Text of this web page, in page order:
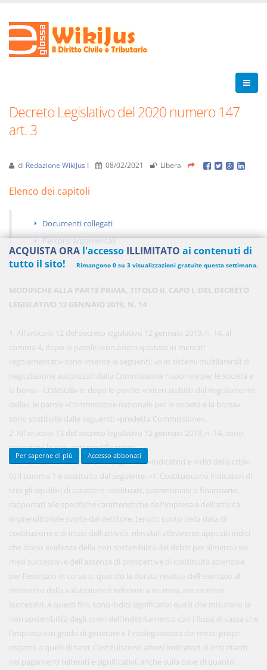
Decreto Legislativo del 2020 numero 147
art. 3
di Redazione WikiJus I 08/02/2021 Libera
Elenco dei capitoli
Documenti collegati
Percorsi argomentali
MODIFICHE ALLA PARTE PRIMA, TITOLO II, CAPO I, DEL DECRETO
LEGISLATIVO 12 GENNAIO 2019, N. 14
1. All'articolo 12 del decreto legislativo 12 gennaio 2019, n. 14, al
comma 4, dopo le parole «con azioni quotate in mercati
regolamentati» sono inserite le seguenti: «o in sistemi multilaterali di
negoziazione autorizzati dalla Commissione nazionale per le società e
la borsa - CONSOB» e, dopo le parole: «criteri stabiliti dal Regolamento
della», le parole «Commissione nazionale per le società e la borsa»
sono sostituite dalle seguenti: «predetta Commissione».
2. All'articolo 13 del decreto legislativo 12 gennaio 2019, n. 14, sono
apportate le seguenti modificazioni:
a) la rubrica è sostituita dalla seguente: «Indicatori e indici della crisi»;
b) il comma 1 è sostituito dal seguente: «1. Costituiscono indicatori di
crisi gli squilibri di carattere reddituale, patrimoniale o finanziario,
rapportati alle specifiche caratteristiche dell'impresa e dell'attività
imprenditoriale svolta dal debitore, tenuto conto della data di
costituzione e di inizio dell'attività, rilevabili attraverso appositi indici
che diano evidenza della non sostenibilità dei debiti per almeno i sei
mesi successivi e dell'assenza di prospettive di continuità aziendale
per l'esercizio in corso o, quando la durata residua dell'esercizio al
momento della valutazione è inferiore a sei mesi, nei sei mesi
successivi. A questi fini, sono indici significativi quelli che misurano la
non sostenibilità degli oneri dell'indebitamento con i flussi di cassa che
l'impresa è in grado di generare e l'inadeguatezza dei mezzi propri
rispetto a quelli di terzi. Costituiscono altresì indicatori di crisi ritardi
nei pagamenti reiterati e significativi, anche sulla base di quanto
ACQUISTA ORA l'accesso ILLIMITATO ai contenuti di
tutto il sito!
Rimangono 0 su 3 visualizzazioni gratuite questa settimana.
anziché 570.00€ risparmi il 21%!
Acquista ora
48,00 €
Acquista ora
Per saperne di più Accesso abbonati